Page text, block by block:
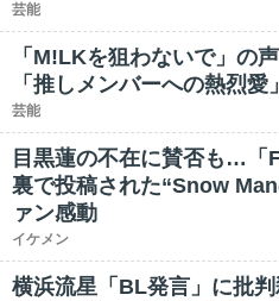
芸能
「M!LKを狙わないで」の
「推しメンバーへの熱烈
芸能
目黒蓮の不在に賛否も…「
裏で投稿された“Snow
ァン感動
イケメン
横浜流星「BL発言」に批